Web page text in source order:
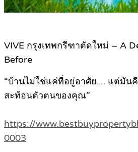
VIVE กรุงเทพกรีฑาตัดใหม่ – A
Before
“บ้านไม่ใช่แค่ที่อยู่อาศัย… แต่มัน
สะท้อนตัวตนของคุณ”
https://
0003